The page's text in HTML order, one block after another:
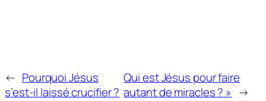
← Pourquoi Jésus
s’est-il laissé crucifier ?
Qui est Jésus pour faire
autant de miracles ? » →